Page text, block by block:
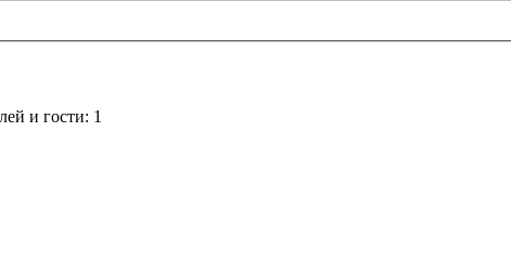
и гости: 1